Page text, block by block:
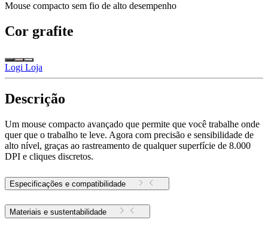
Mouse compacto sem fio de alto desempenho
Cor grafite
Logi Loja
Descrição
Um mouse compacto avançado que permite que você trabalhe onde
quer que o trabalho te leve. Agora com precisão e sensibilidade de
alto nível, graças ao rastreamento de qualquer superfície de 8.000
DPI e cliques discretos.
Especificações e compatibilidade
Materiais e sustentabilidade